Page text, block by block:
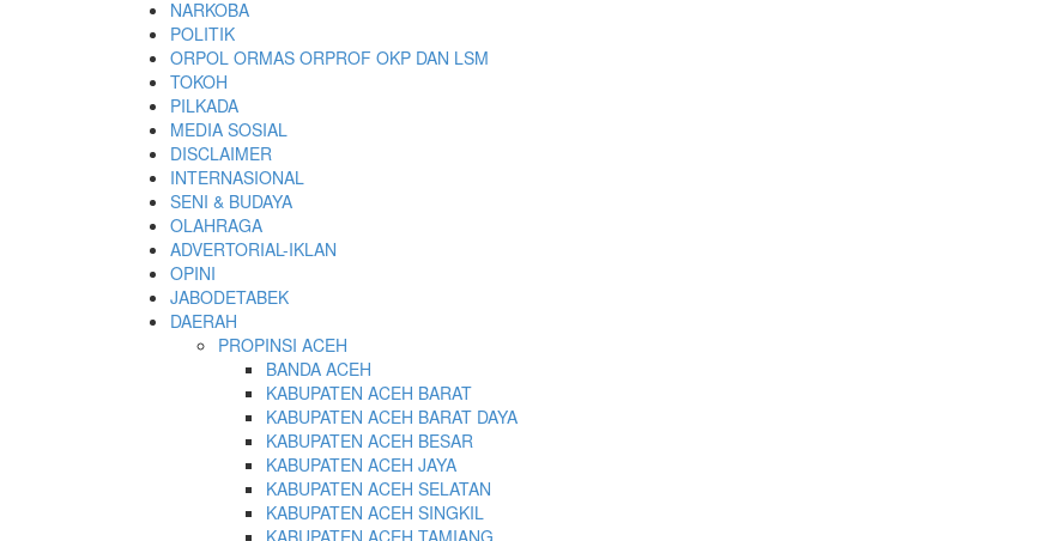
NARKOBA
POLITIK
ORPOL ORMAS ORPROF OKP DAN LSM
TOKOH
PILKADA
MEDIA SOSIAL
DISCLAIMER
INTERNASIONAL
SENI & BUDAYA
OLAHRAGA
ADVERTORIAL-IKLAN
OPINI
JABODETABEK
DAERAH
PROPINSI ACEH
BANDA ACEH
KABUPATEN ACEH BARAT
KABUPATEN ACEH BARAT DAYA
KABUPATEN ACEH BESAR
KABUPATEN ACEH JAYA
KABUPATEN ACEH SELATAN
KABUPATEN ACEH SINGKIL
KABUPATEN ACEH TAMIANG